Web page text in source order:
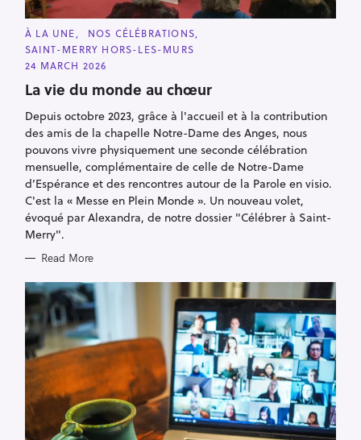
C
A
T
E
O
R
E
S
À LA UNE
NOS CÉLÉBRATIONS
SAINT-MERRY HORS-LES-MURS
24 MARCH 2026
La vie du monde au chœur
Depuis octobre 2023, grâce à l'accueil et à la contribution
des amis de la chapelle Notre-Dame des Anges, nous
pouvons vivre physiquement une seconde célébration
mensuelle, complémentaire de celle de Notre-Dame
d’Espérance et des rencontres autour de la Parole en visio.
C'est la « Messe en Plein Monde ». Un nouveau volet,
évoqué par Alexandra, de notre dossier "Célébrer à Saint-
Merry".
Read More